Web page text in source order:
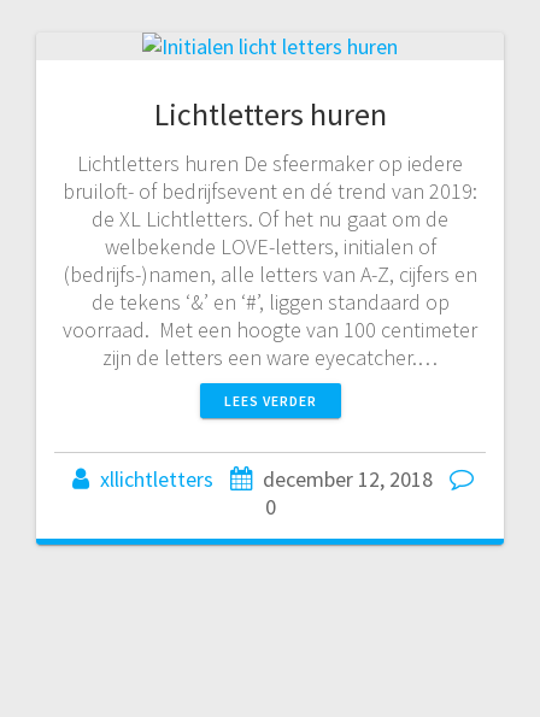
Lichtletters huren
Lichtletters huren De sfeermaker op iedere
bruiloft- of bedrijfsevent en dé trend van 2019:
de XL Lichtletters. Of het nu gaat om de
welbekende LOVE-letters, initialen of
(bedrijfs-)namen, alle letters van A-Z, cijfers en
de tekens ‘&’ en ‘#’, liggen standaard op
voorraad. Met een hoogte van 100 centimeter
zijn de letters een ware eyecatcher.…
LEES VERDER
xllichtletters
december 12, 2018
0